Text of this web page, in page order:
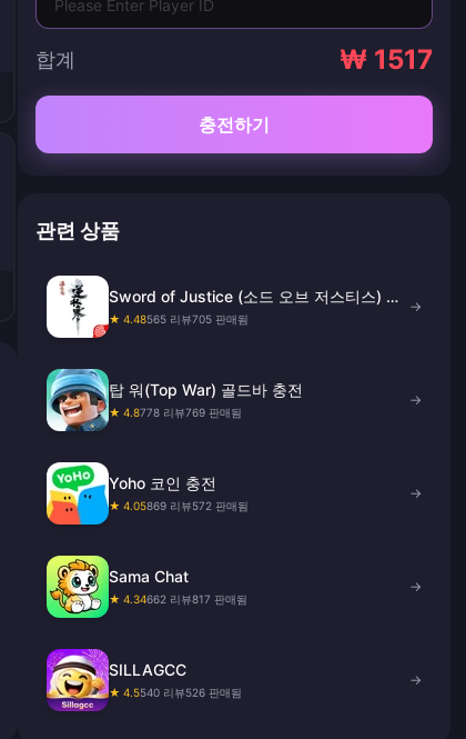
합계 ₩ 1517
충전하기
관련 상품
Sword of Justice (소드 오브 저스티스) 충
전
★ 4.48565 리뷰705 판매됨
→
탑 워(Top War) 골드바 충전
★ 4.8778 리뷰769 판매됨
→
Yoho 코인 충전
★ 4.05869 리뷰572 판매됨
→
Sama Chat
★ 4.34662 리뷰817 판매됨
→
SILLAGCC
★ 4.5540 리뷰526 판매됨
→